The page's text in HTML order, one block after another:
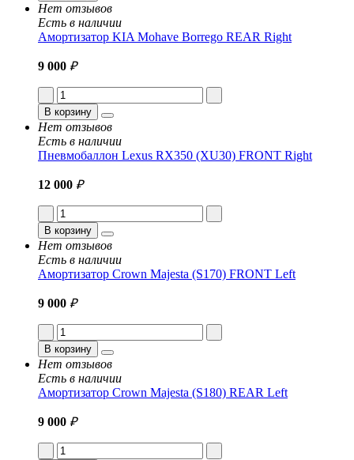
Нет отзывов
Есть в наличии
Амортизатор KIA Mohave Borrego REAR Right
9 000 ₽
В корзину
Нет отзывов
Есть в наличии
Пневмобаллон Lexus RX350 (XU30) FRONT Right
12 000 ₽
В корзину
Нет отзывов
Есть в наличии
Амортизатор Crown Majesta (S170) FRONT Left
9 000 ₽
В корзину
Нет отзывов
Есть в наличии
Амортизатор Crown Majesta (S180) REAR Left
9 000 ₽